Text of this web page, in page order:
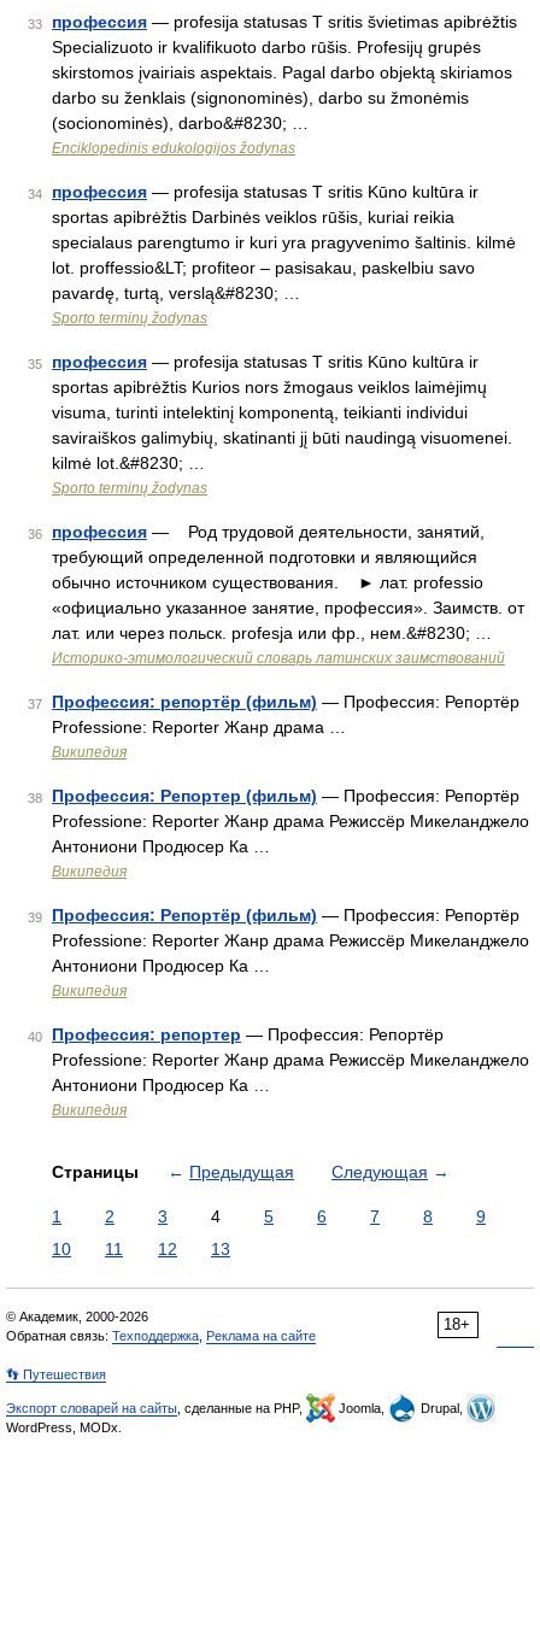
33 профессия — profesija statusas T sritis švietimas apibrėžtis
Specializuoto ir kvalifikuoto darbo rūšis. Profesijų grupės
skirstomos įvairiais aspektais. Pagal darbo objektą skiriamos
darbo su ženklais (signonominės), darbo su žmonėmis
(socionominės), darbo&#8230; …
Enciklopedinis edukologijos žodynas
34 профессия — profesija statusas T sritis Kūno kultūra ir
sportas apibrėžtis Darbinės veiklos rūšis, kuriai reikia
specialaus parengtumo ir kuri yra pragyvenimo šaltinis. kilmė
lot. proffessio&LT; profiteor – pasisakau, paskelbiu savo
pavardę, turtą, verslą&#8230; …
Sporto terminų žodynas
35 профессия — profesija statusas T sritis Kūno kultūra ir
sportas apibrėžtis Kurios nors žmogaus veiklos laimėjimų
visuma, turinti intelektinį komponentą, teikianti individui
saviraiškos galimybių, skatinanti jį būti naudingą visuomenei.
kilmė lot.&#8230; …
Sporto terminų žodynas
36 профессия — Род трудовой деятельности, занятий,
требующий определенной подготовки и являющийся
обычно источником существования. ► лат. professio
«официально указанное занятие, профессия». Заимств. от
лат. или через польск. profesja или фр., нем.&#8230; …
Историко-этимологический словарь латинских заимствований
37 Профессия: репортёр (фильм) — Профессия: Репортёр
Professione: Reporter Жанр драма …
Википедия
38 Профессия: Репортер (фильм) — Профессия: Репортёр
Professione: Reporter Жанр драма Режиссёр Микеланджело
Антониони Продюсер Ка …
Википедия
39 Профессия: Репортёр (фильм) — Профессия: Репортёр
Professione: Reporter Жанр драма Режиссёр Микеланджело
Антониони Продюсер Ка …
Википедия
40 Профессия: репортер — Профессия: Репортёр
Professione: Reporter Жанр драма Режиссёр Микеланджело
Антониони Продюсер Ка …
Википедия
Страницы ← Предыдущая Следующая →
1 2 3 4 5 6 7 8
9
10
11 12 13
18+
© Академик, 2000-2026
Обратная связь: Техподдержка Реклама на сайте
👣 Путешествия
Экспорт словарей на сайты , сделанные на PHP, Joomla,
Drupal,
WordPress, MODx.